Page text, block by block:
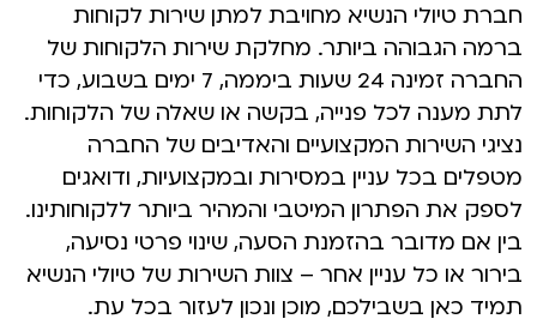
חברת טיולי הנשיא מחויבת למתן שירות לקוחות
ברמה הגבוהה ביותר. מחלקת שירות הלקוחות של
החברה זמינה 24 שעות ביממה, 7 ימים בשבוע, כדי
לתת מענה לכל פנייה, בקשה או שאלה של הלקוחות.
נציגי השירות המקצועיים והאדיבים של החברה
מטפלים בכל עניין במסירות ובמקצועיות, ודואגים
לספק את הפתרון המיטבי והמהיר ביותר ללקוחותינו.
בין אם מדובר בהזמנת הסעה, שינוי פרטי נסיעה,
בירור או כל עניין אחר – צוות השירות של טיולי הנשיא
תמיד כאן בשבילכם, מוכן ונכון לעזור בכל עת.